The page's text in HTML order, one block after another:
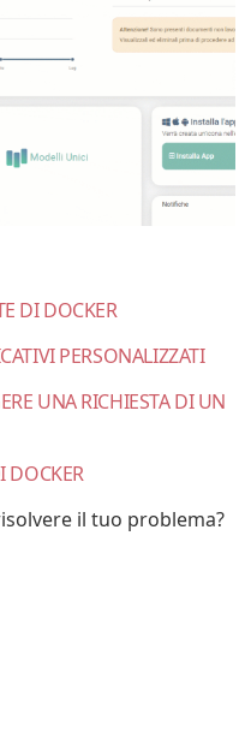
DI DOCKER
PERSONALIZZATI
UNA RICHIESTA DI UN
DOCKER
il tuo problema?